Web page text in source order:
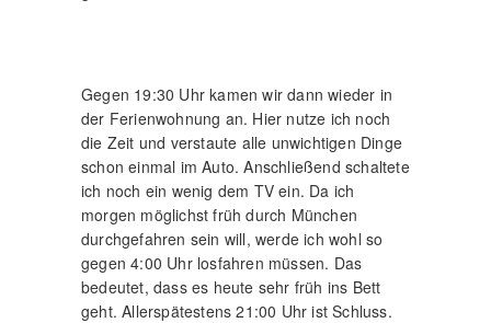
Gegen 19:30 Uhr kamen wir dann wieder in
der Ferienwohnung an. Hier nutze ich noch
die Zeit und verstaute alle unwichtigen Dinge
schon einmal im Auto. Anschließend schaltete
ich noch ein wenig dem TV ein. Da ich
morgen möglichst früh durch München
durchgefahren sein will, werde ich wohl so
gegen 4:00 Uhr losfahren müssen. Das
bedeutet, dass es heute sehr früh ins Bett
geht. Allerspätestens 21:00 Uhr ist Schluss.